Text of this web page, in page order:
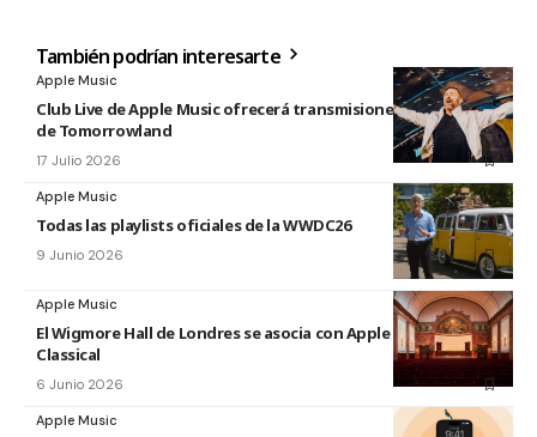
También podrían interesarte
Apple Music
Club Live de Apple Music ofrecerá transmisiones en directo
de Tomorrowland
17 Julio 2026
Apple Music
Todas las playlists oficiales de la WWDC26
9 Junio 2026
Apple Music
El Wigmore Hall de Londres se asocia con Apple Music
Classical
6 Junio 2026
Apple Music